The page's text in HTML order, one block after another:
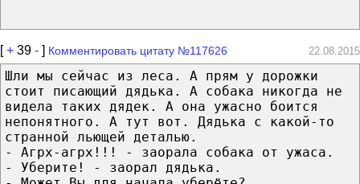
[+ 39 - ] Комментировать цитату №117626 22.08.2015
Шли мы сейчас из леса. А прям у дорожки
стоит писающий дядька. А собака никогда не
видела таких дядек. А она ужасно боится
непонятного. А тут вот. Дядька с какой-то
странной льющей деталью.
- Агрх-агрх!!! - заорала собака от ужаса.
- Уберите! - заорал дядька.